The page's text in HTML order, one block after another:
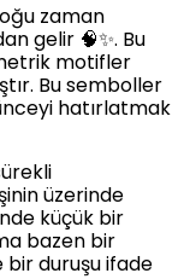
zaman
gelir 🧠✨. Bu
motifler
Bu semboller
hatırlatmak
üzerinde
küçük bir
bazen bir
bir duruşu ifade